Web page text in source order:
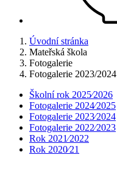
Úvodní stránka
Mateřská škola
Fotogalerie
Fotogalerie 2023/2024
Školní rok 2025⁄2026
Fotogalerie 2024⁄2025
Fotogalerie 2023⁄2024
Fotogalerie 2022⁄2023
Rok 2021⁄2022
Rok 2020⁄21